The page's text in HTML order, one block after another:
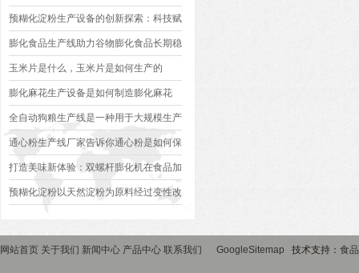
个问题
预糊化淀粉生产设备的创新探索：科技赋
能，高效生产
膨化食品生产线助力谷物膨化食品长期稳
定增长
玉米片是什么，玉米片是如何生产的
膨化麻花生产设备是如何制造膨化麻花
的？
全自动狗粮生产线是一种用于大规模生产
狗粮的设备系统
通心粉生产线厂家告诉你通心粉是如何保
存的
打造美味新体验：双螺杆膨化机在食品加
工中的应用
预糊化淀粉以天然淀粉为原料经过变性改
网站首页 关于我们 新闻中心 产品中心 联系我们 GoogleSitemap 技术支持： 食